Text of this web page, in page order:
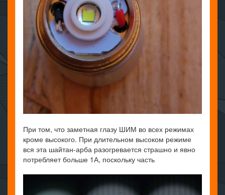
При том, что заметная глазу ШИМ во всех режимах
кроме высокого. При длительном высоком режиме
вся эта шайтан-арба разогревается страшно и явно
потребляет больше 1А, поскольку часть